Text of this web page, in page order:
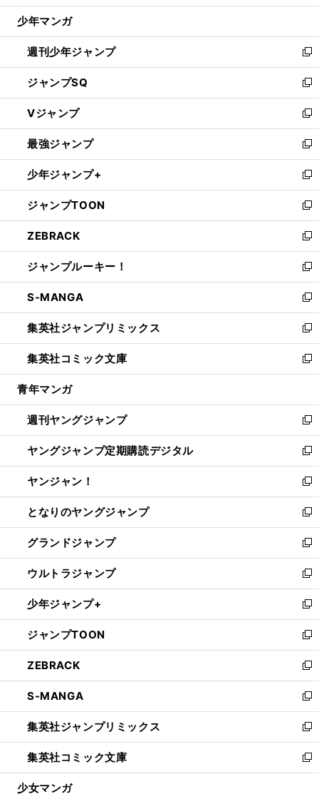
ウ
開
く
少年マンガ
週刊少年ジャンプ
新
し
い
ウ
ィ
ン
ド
ウ
で
開
く
ジャンプSQ
新
し
い
ウ
ィ
ン
ド
ウ
で
開
く
Vジャンプ
新
し
い
ウ
ィ
ン
ド
ウ
で
開
く
最強ジャンプ
新
し
い
ウ
ィ
ン
ド
ウ
で
開
く
少年ジャンプ+
新
し
い
ウ
ィ
ン
ド
ウ
で
開
く
ジャンプTOON
新
し
い
ウ
ィ
ン
ド
ウ
で
開
く
ZEBRACK
新
し
い
ウ
ィ
ン
ド
ウ
で
開
ジャンプルーキー！
新
し
い
ウ
ィ
ン
ド
ウ
開
く
S-MANGA
新
し
い
ウ
ィ
ン
ウ
で
開
く
集英社ジャンプリミックス
新
し
い
ウ
ン
ド
ウ
で
開
く
集英社コミック文庫
新
し
ウ
ィ
ン
ド
ウ
で
開
く
青年マンガ
週刊ヤングジャンプ
新
し
い
ウ
ィ
ン
ド
ウ
で
開
く
ヤングジャンプ定期購読デジタル
新
し
い
ウ
ィ
ン
ド
ウ
で
開
く
ヤンジャン！
新
し
い
ウ
ィ
ン
ド
ウ
で
開
く
となりのヤングジャンプ
新
し
い
ウ
ィ
ン
ド
ウ
で
開
く
グランドジャンプ
新
し
い
ウ
ィ
ン
ド
ウ
で
開
く
ウルトラジャンプ
新
し
い
ウ
ィ
ン
ド
ウ
で
開
く
少年ジャンプ+
新
し
い
ウ
ィ
ン
ド
ウ
で
開
く
ジャンプTOON
新
し
い
ウ
ィ
ン
ド
ウ
で
開
ZEBRACK
新
し
い
ウ
ィ
ン
ド
ウ
S-MANGA
新
し
い
ウ
ィ
ン
集英社ジャンプリミックス
新
し
い
ウ
集英社コミック文庫
新
し
少女マンガ